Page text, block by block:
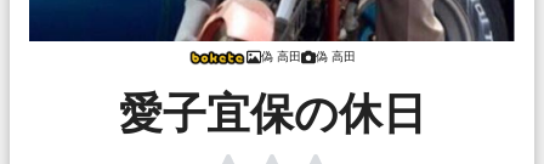
偽 高田 偽 高田
愛子宜保の休日